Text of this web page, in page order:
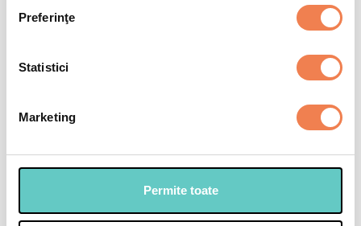
Preferinţe
Statistici
Marketing
Permite toate